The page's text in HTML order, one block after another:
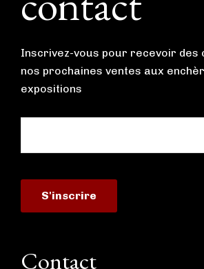
Inscrivez-vous pour recevoir
nos prochaines ventes aux
expositions
Contact